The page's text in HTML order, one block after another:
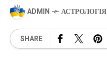
ADMIN АСТРОЛОГІЯ
SHARE